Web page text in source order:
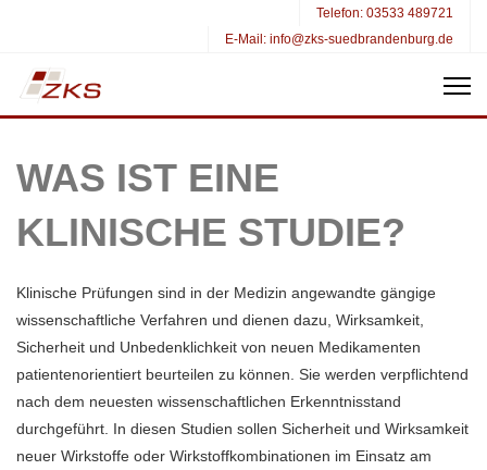
Telefon: 03533 489721
E-Mail: info@zks-suedbrandenburg.de
WAS IST EINE
KLINISCHE STUDIE?
Klinische Prüfungen sind in der Medizin angewandte gängige
wissenschaftliche Verfahren und dienen dazu, Wirksamkeit,
Sicherheit und Unbedenklichkeit von neuen Medikamenten
patientenorientiert beurteilen zu können. Sie werden verpflichtend
nach dem neuesten wissenschaftlichen Erkenntnisstand
durchgeführt. In diesen Studien sollen Sicherheit und Wirksamkeit
neuer Wirkstoffe oder Wirkstoffkombinationen im Einsatz am